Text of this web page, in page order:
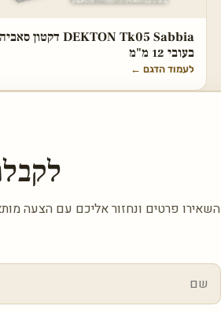
DEKTON Tk05 Sabbia דקטון סאביה
בעובי 12 מ"מ
לעמוד הדגם ←
השאירו פרטים ונחזור אליכם עם הצעה